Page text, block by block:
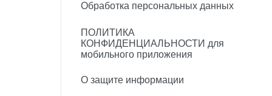
Обработка персональных данных
ПОЛИТИКА
КОНФИДЕНЦИАЛЬНОСТИ для
мобильного приложения
О защите информации